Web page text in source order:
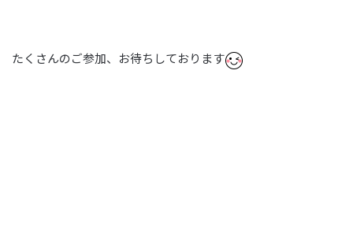
たくさんのご参加、お待ちしております